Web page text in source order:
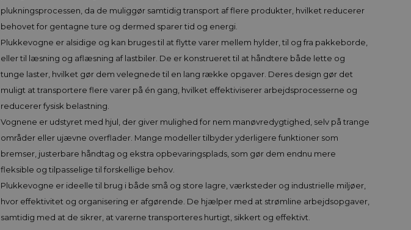
plukningsprocessen, da de muliggør samtidig transport af flere produkter, hvilket reducerer
behovet for gentagne ture og dermed sparer tid og energi.
Plukkevogne er alsidige og kan bruges til at flytte varer mellem hylder, til og fra pakkeborde,
eller til læsning og aflæsning af lastbiler. De er konstrueret til at håndtere både lette og
tunge laster, hvilket gør dem velegnede til en lang række opgaver. Deres design gør det
muligt at transportere flere varer på én gang, hvilket effektiviserer arbejdsprocesserne og
reducerer fysisk belastning.
Vognene er udstyret med hjul, der giver mulighed for nem manøvredygtighed, selv på trange
områder eller ujævne overflader. Mange modeller tilbyder yderligere funktioner som
bremser, justerbare håndtag og ekstra opbevaringsplads, som gør dem endnu mere
fleksible og tilpasselige til forskellige behov.
Plukkevogne er ideelle til brug i både små og store lagre, værksteder og industrielle miljøer,
hvor effektivitet og organisering er afgørende. De hjælper med at strømline arbejdsopgaver,
samtidig med at de sikrer, at varerne transporteres hurtigt, sikkert og effektivt.